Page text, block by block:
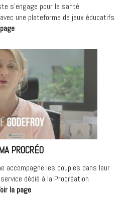
s’engage pour la santé
une plateforme de jeux éducatifs
« Apprenez
protéger
votre
santé
face
aux
perturbateurs
endocriniens
! »
PROCRÉO
accompagne les couples dans leur
dédié à la Procréation
la page« Vidéo